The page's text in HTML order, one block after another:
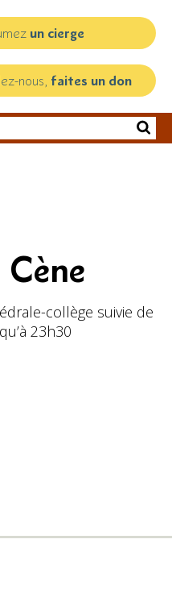
un cierge
nous, faites un don
collège suivie de
23h30